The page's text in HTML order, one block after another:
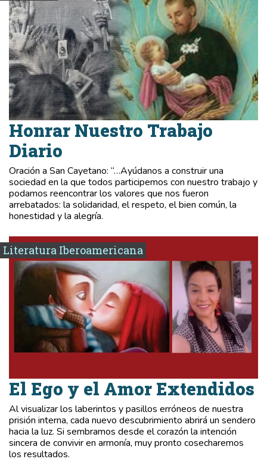
Honrar Nuestro Trabajo
Diario
Oración a San Cayetano: “…Ayúdanos a construir una
sociedad en la que todos participemos con nuestro trabajo y
podamos reencontrar los valores que nos fueron
arrebatados: la solidaridad, el respeto, el bien común, la
honestidad y la alegría.
Literatura Iberoamericana
El Ego y el Amor Extendidos
Al visualizar los laberintos y pasillos erróneos de nuestra
prisión interna, cada nuevo descubrimiento abrirá un sendero
hacia la luz. Si sembramos desde el corazón la intención
sincera de convivir en armonía, muy pronto cosecharemos
los resultados.